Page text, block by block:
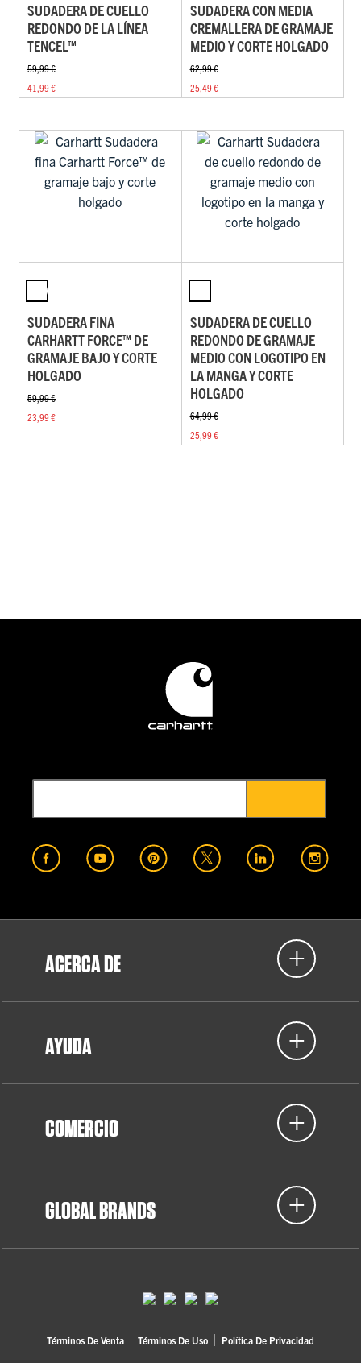
SUDADERA DE CUELLO
REDONDO DE LA LÍNEA
TENCEL™
59,99 €
41,99 €
SUDADERA CON MEDIA
CREMALLERA DE GRAMAJE
MEDIO Y CORTE HOLGADO
62,99 €
25,49 €
SUDADERA FINA
CARHARTT FORCE™ DE
GRAMAJE BAJO Y CORTE
HOLGADO
59,99 €
23,99 €
SUDADERA DE CUELLO
REDONDO DE GRAMAJE
MEDIO CON LOGOTIPO EN
LA MANGA Y CORTE
HOLGADO
64,99 €
25,99 €
ACERCA DE
AYUDA
COMERCIO
GLOBAL BRANDS
Términos De Venta Términos De Uso Política De Privacidad